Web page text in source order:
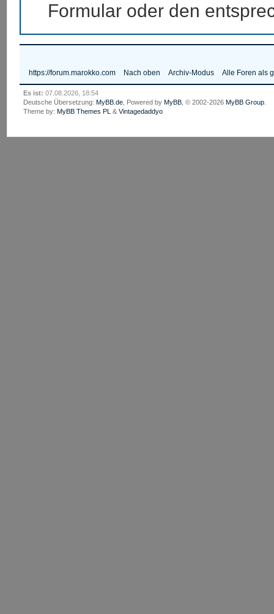
Formular oder den
https://forum.marokko.com Nach oben Archiv-Modus Alle Foren als
Es ist: 07.08.2026, 18:54
Deutsche Übersetzung:MyBB.de , Powered byMyBB , © 2002-2026MyBB Group
Theme by:MyBB Themes PL &Vintagedaddyo